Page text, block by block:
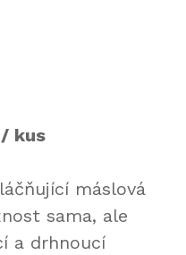
kus
máslová
sama, ale
a drhnoucí